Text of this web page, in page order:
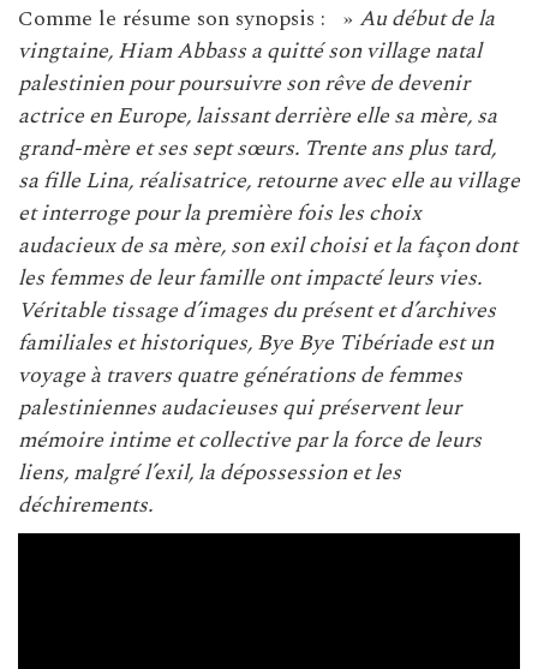
Comme le résume son synopsis : » Au début de la
vingtaine, Hiam Abbass a quitté son village natal
palestinien pour poursuivre son rêve de devenir
actrice en Europe, laissant derrière elle sa mère, sa
grand-mère et ses sept sœurs. Trente ans plus tard,
sa fille Lina, réalisatrice, retourne avec elle au village
et interroge pour la première fois les choix
audacieux de sa mère, son exil choisi et la façon dont
les femmes de leur famille ont impacté leurs vies.
Véritable tissage d’images du présent et d’archives
familiales et historiques, Bye Bye Tibériade est un
voyage à travers quatre générations de femmes
palestiniennes audacieuses qui préservent leur
mémoire intime et collective par la force de leurs
liens, malgré l’exil, la dépossession et les
déchirements.